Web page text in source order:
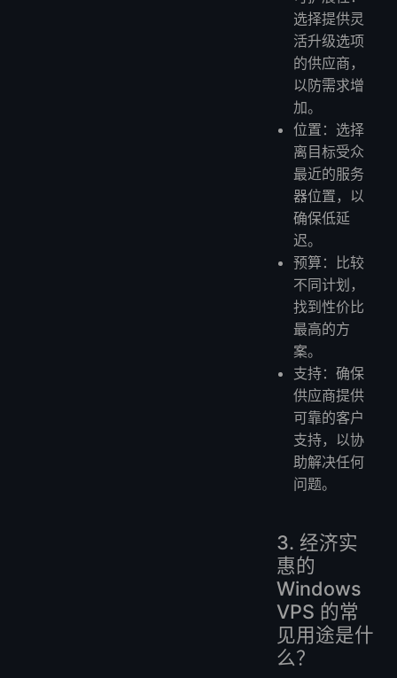
选择提供灵
活升级选项
的供应商，
以防需求增
加。
位置：选择
离目标受众
最近的服务
器位置，以
确保低延
迟。
预算：比较
不同计划，
找到性价比
最高的方
案。
支持：确保
供应商提供
可靠的客户
支持，以协
助解决任何
问题。
3. 经济实
惠的
Windows
VPS 的常
见用途是什
么？